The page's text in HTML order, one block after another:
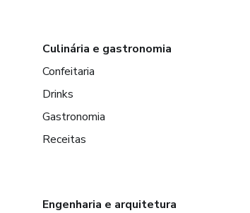
Culinária e gastronomia
Confeitaria
Drinks
Gastronomia
Receitas
Engenharia e arquitetura